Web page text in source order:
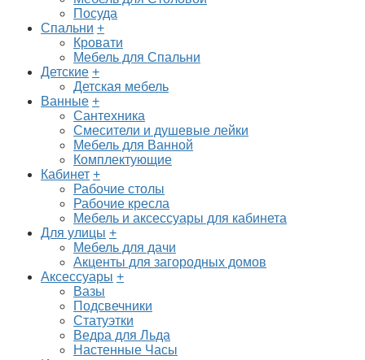
Посуда
Спальни +
Кровати
Мебель для Спальни
Детские +
Детская мебель
Ванные +
Сантехника
Смесители и душевые лейки
Мебель для Ванной
Комплектующие
Кабинет +
Рабочие столы
Рабочие кресла
Мебель и аксессуары для кабинета
Для улицы +
Мебель для дачи
Акценты для загородных домов
Аксессуары +
Вазы
Подсвечники
Статуэтки
Ведра для Льда
Настенные Часы